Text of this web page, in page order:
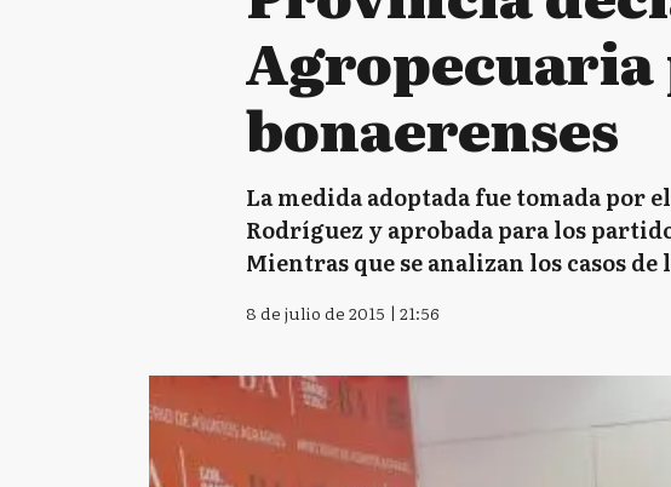
bonaerenses
La medida adoptada fue tomada por
Rodríguez y aprobada para los
Mientras que se analizan los casos
8 de julio de 2015 | 21:56